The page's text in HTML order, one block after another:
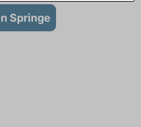
Springe